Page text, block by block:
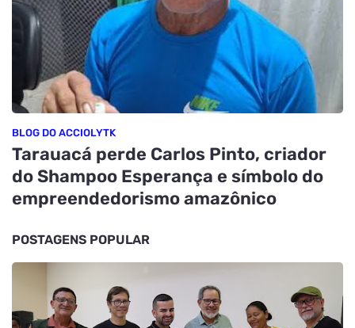
BLOG DO ACCIOLYTK
Tarauacá perde Carlos Pinto, criador
do Shampoo Esperança e símbolo do
empreendedorismo amazônico
POSTAGENS POPULAR